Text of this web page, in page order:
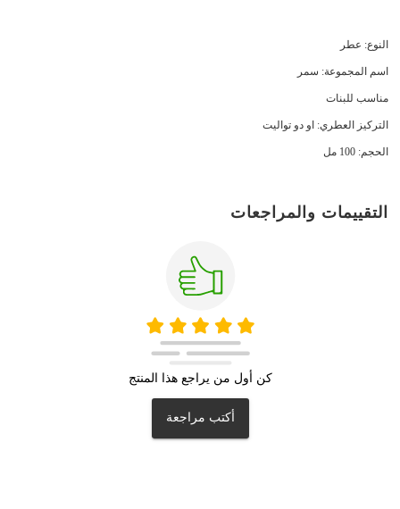
النوع: عطر
اسم المجموعة: سمر
مناسب للبنات
التركيز العطري: او دو تواليت
الحجم: 100 مل
التقييمات والمراجعات
كن أول من يراجع هذا المنتج
أكتب مراجعة